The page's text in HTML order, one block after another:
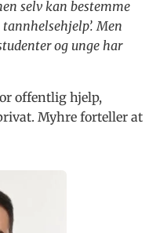
selv kan bestemme
Men
og unge har
offentlig hjelp,
Myhre forteller at